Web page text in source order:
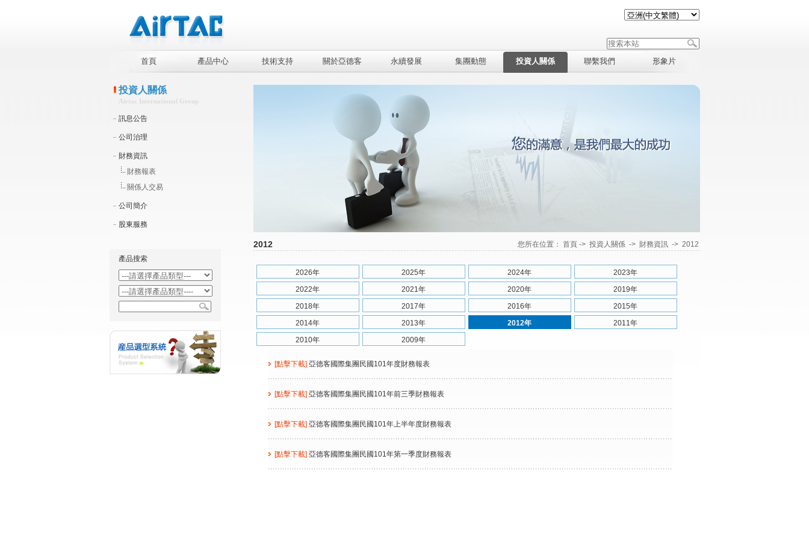
首頁 產品中心 技術支持 關於亞德客 永續發展 集團動態 投資人關係 聯繫我們 形象片
投資人關係
Airtac International Group
訊息公告
公司治理
財務資訊
財務報表
關係人交易
公司簡介
股東服務
產品搜索
2012 您所在位置： 首頁-> 投資人關係-> 財務資訊-> 2012
2026年 2025年 2024年
2023年
2022年
2021年 2020年
2019年
2018年
2017年 2016年
2015年
2014年
2013年 2012年
2011年
2010年
2009年
[點擊下載] 亞德客國際集團民國101年度財務報表
[點擊下載] 亞德客國際集團民國101年前三季財務報表
[點擊下載] 亞德客國際集團民國101年上半年度財務報表
[點擊下載] 亞德客國際集團民國101年第一季度財務報表